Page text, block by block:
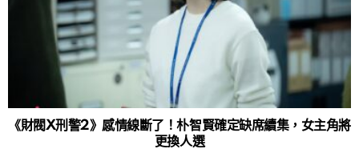
《財閥X刑警2》感情線斷了！朴智賢確定缺席續集，女主角將
更換人選